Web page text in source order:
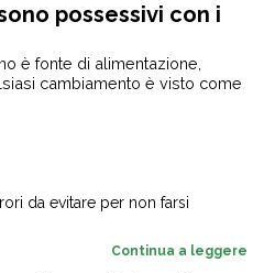
possessivi con i
è fonte di alimentazione,
cambiamento è visto come
Continua a leggere